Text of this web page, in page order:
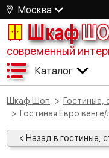
Москва
Шкаф
современный
Каталог
Шкаф Шоп
Гостиные,
Гостиная Евро
< Назад в гостиные,